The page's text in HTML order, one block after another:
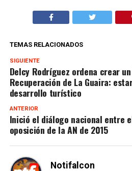
TEMAS RELACIONADOS
SIGUIENTE
Delcy Rodríguez ordena crear
Recuperación de La Guaira:
desarrollo turístico
ANTERIOR
Inició el diálogo nacional entre
oposición de la AN de 2015
Notifalcon